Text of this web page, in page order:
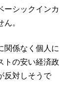
ーシックインカ
。
関係なく個人に
トの安い経済政
反対しそうで